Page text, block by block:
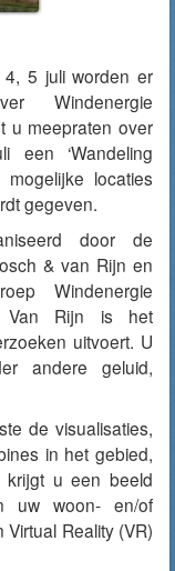
4, 5 juli worden er
Windenergie
u meepraten over
‘Wandeling
mogelijke locaties
gegeven.
door de
& van Rijn en
Windenergie
Van Rijn is het
uitvoert. U
andere geluid,
de visualisaties,
in het gebied,
krijgt u een beeld
uw woon- en/of
Reality (VR)